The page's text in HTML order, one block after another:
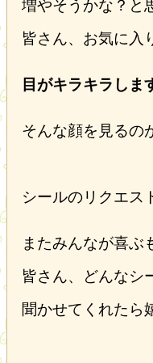
増やそうかな？と
皆さん、お気に入
目がキラキラしま
そんな顔を見るの
シールのリクエス
またみんなが喜ぶ
皆さん、どんなシ
聞かせてくれたら